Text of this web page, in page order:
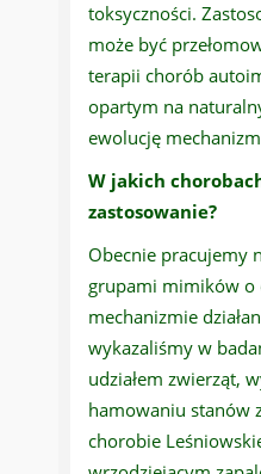
toksyczności.
może być
terapii chorób
opartym na
ewolucję
W jakich
zastosowanie?
Obecnie pracujemy
grupami mimików o
mechanizmie
wykazaliśmy w
udziałem zwierząt,
hamowaniu stanów
chorobie